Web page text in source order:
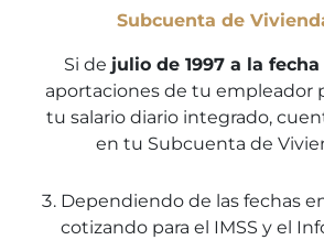
Subcuenta de
Si de julio de 1997 a la fecha
aportaciones de tu empleador
tu salario diario integrado,
en tu Subcuenta de
Dependiendo de las fechas
cotizando para el IMSS y el